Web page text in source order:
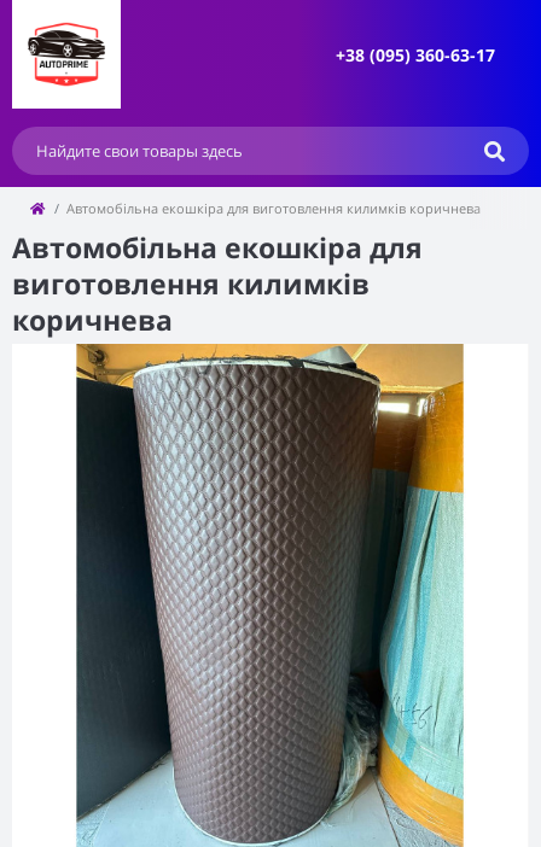
+38 (095) 360-63-17
Автомобільна екошкіра для виготовлення килимків коричнева
Автомобільна екошкіра для
виготовлення килимків
коричнева